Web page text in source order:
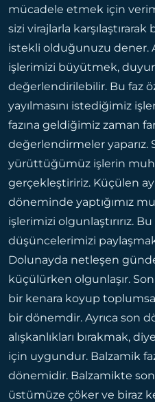
mücadele etmek için
sizi virajlarla karşılaştırarak
istekli olduğunuzu dener.
işlerimizi büyütmek,
değerlendirilebilir. Bu faz
yayılmasını istediğimiz
fazına geldiğimiz zaman
değerlendirmeler yaparız.
yürüttüğümüz işlerin
gerçekleştiririz. Küçülen
döneminde yaptığımız
işlerimizi olgunlaştırırız.
düşüncelerimizi
Dolunayda netleşen
küçülürken olgunlaşır.
bir kenara koyup
bir dönemdir. Ayrıca son
alışkanlıkları bırakmak,
için uygundur. Balzamik
dönemidir. Balzamikte
üstümüze çöker ve biraz